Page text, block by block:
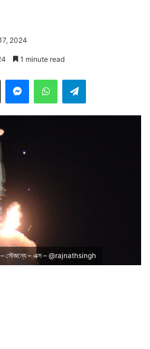
2024
1 minute read
– সৌজন্যে – এক্স – @rajnathsingh